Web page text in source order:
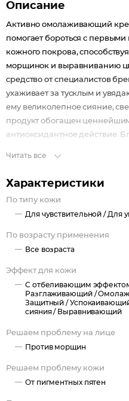
Описание
Активно омолаживающий
помогает бороться с
кожного покрова,
морщинок и выравниванию
средство от специалистов
ухаживает за тусклым и
ему великолепное сияние,
продукт обогащен
антиоксидантное действие.
уменьшается. Он также
чувствительной коже,
применения: нанесите
вечером на кожу лица, шеи и
впитывания.
Читать все
Характеристики
По типу кожи
Для чувствительной / Для
По возрасту применения
Все возраста
Эффект для кожи
С отбеливающим
Разглаживающий /
Защитный /
сияния / Выравнивающий
Решаем проблему на лице
Против морщин
Решаем проблему кожи
От пигментных пятен